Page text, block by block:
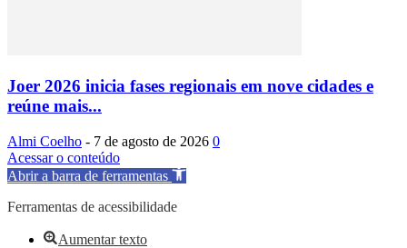
Joer 2026 inicia fases regionais em nove cidades e
reúne mais...
Almi Coelho - 7 de agosto de 2026 0
Acessar o conteúdo
Abrir a barra de ferramentas
Ferramentas de acessibilidade
Aumentar texto